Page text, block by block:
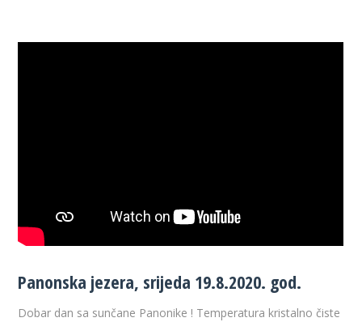
Panonska jezera, srijeda 19.8.2020. god.
Dobar dan sa sunčane Panonike ! Temperatura kristalno čiste